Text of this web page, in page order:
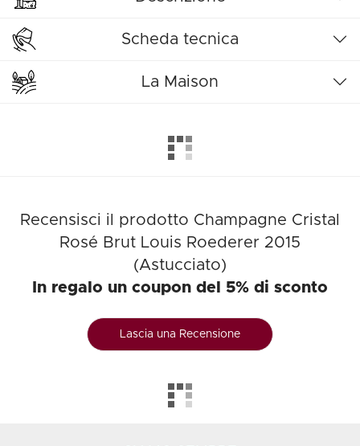
Scheda tecnica
La Maison
Recensisci il prodotto Champagne Cristal
Rosé Brut Louis Roederer 2015
(Astucciato)
In regalo un coupon del 5% di sconto
Lascia una Recensione